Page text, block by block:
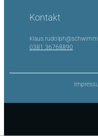
Kontakt
0381 36768890